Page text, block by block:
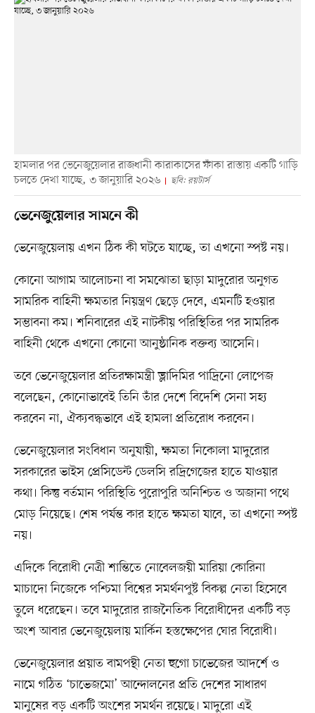
হামলার পর ভেনেজুয়েলার রাজধানী কারাকাসের ফাঁকা রাস্তায় একটি গাড়ি
চলতে দেখা যাচ্ছে, ৩ জানুয়ারি ২০২৬
ছবি: রয়টার্স
ভেনেজুয়েলার সামনে কী
ভেনেজুয়েলায় এখন ঠিক কী ঘটতে যাচ্ছে, তা এখনো স্পষ্ট নয়।
কোনো আগাম আলোচনা বা সমঝোতা ছাড়া মাদুরোর অনুগত
সামরিক বাহিনী ক্ষমতার নিয়ন্ত্রণ ছেড়ে দেবে, এমনটি হওয়ার
সম্ভাবনা কম। শনিবারের এই নাটকীয় পরিস্থিতির পর সামরিক
বাহিনী থেকে এখনো কোনো আনুষ্ঠানিক বক্তব্য আসেনি।
তবে ভেনেজুয়েলার প্রতিরক্ষামন্ত্রী ভ্লাদিমির পাদ্রিনো লোপেজ
বলেছেন, কোনোভাবেই তিনি তাঁর দেশে বিদেশি সেনা সহ্য
করবেন না, ঐক্যবদ্ধভাবে এই হামলা প্রতিরোধ করবেন।
ভেনেজুয়েলার সংবিধান অনুযায়ী, ক্ষমতা নিকোলা মাদুরোর
সরকারের ভাইস প্রেসিডেন্ট ডেলসি রদ্রিগেজের হাতে যাওয়ার
কথা। কিন্তু বর্তমান পরিস্থিতি পুরোপুরি অনিশ্চিত ও অজানা পথে
মোড় নিয়েছে। শেষ পর্যন্ত কার হাতে ক্ষমতা যাবে, তা এখনো স্পষ্ট
নয়।
এদিকে বিরোধী নেত্রী শান্তিতে নোবেলজয়ী মারিয়া কোরিনা
মাচাদো নিজেকে পশ্চিমা বিশ্বের সমর্থনপুষ্ট বিকল্প নেতা হিসেবে
তুলে ধরেছেন। তবে মাদুরোর রাজনৈতিক বিরোধীদের একটি বড়
অংশ আবার ভেনেজুয়েলায় মার্কিন হস্তক্ষেপের ঘোর বিরোধী।
ভেনেজুয়েলার প্রয়াত বামপন্থী নেতা হুগো চাভেজের আদর্শে ও
নামে গঠিত ‘চাভেজমো’ আন্দোলনের প্রতি দেশের সাধারণ
মানুষের বড় একটি অংশের সমর্থন রয়েছে। মাদুরো এই